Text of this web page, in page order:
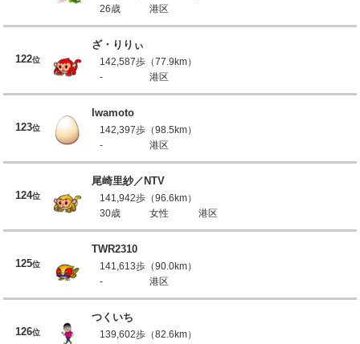
26歳
港区
122位
ざ・りりぃ
142,587歩（77.9km）
-
港区
123位
Iwamoto
142,397歩（98.5km）
-
港区
124位
尾崎里紗／NTV
141,942歩（96.6km）
30歳
女性 港区
125位
TWR2310
141,613歩（90.0km）
-
港区
126位
つくいち
139,602歩（82.6km）